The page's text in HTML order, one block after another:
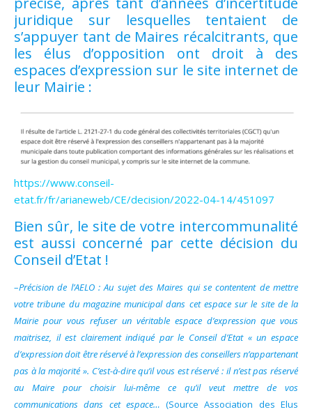
juridique sur lesquelles tentaient de
s’appuyer tant de Maires récalcitrants, que
les élus d’opposition ont droit à des
espaces d’expression sur le site internet de
leur Mairie :
https://www.conseil-
etat.fr/fr/arianeweb/CE/decision/2022-04-14/451097
Bien sûr, le site de votre intercommunalité
est aussi concerné par cette décision du
Conseil d’Etat !
–Précision de l’AELO : Au sujet des Maires qui se contentent de mettre
votre tribune du magazine municipal dans cet espace sur le site de la
Mairie pour vous refuser un véritable espace d’expression que vous
maitrisez, il est clairement indiqué par le Conseil d’Etat « un espace
d’expression doit être réservé à l’expression des conseillers n’appartenant
pas à la majorité ». C’est-à-dire qu’il vous est réservé : il n’est pas réservé
au Maire pour choisir lui-même ce qu’il veut mettre de vos
communications dans cet espace… (Source Association des Elus